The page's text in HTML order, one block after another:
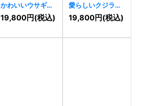
かわいいウサギの
ロゴ[11439]
19,800円(税込)
愛らしいクジラの
ロゴ[11429]
19,800円(税込)